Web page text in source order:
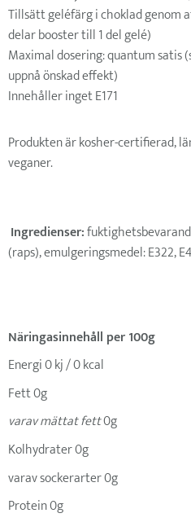
Tillsätt geléfärg i choklad genom
delar booster till 1 del gelé)
Maximal dosering: quantum satis
uppnå önskad effekt)
Innehåller inget E171
Produkten är kosher-certifierad,
veganer.
Ingredienser:
(raps), emulgeringsmedel: E322,
Näringasinnehåll per 100g
Energi 0 kj / 0 kcal
Fett 0g
varav mättat fett0g
Kolhydrater 0g
varav sockerarter 0g
Protein 0g